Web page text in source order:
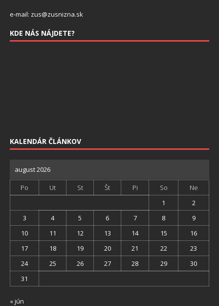
e-mail: zus@zusnizna.sk
KDE NÁS NÁJDETE?
KALENDÁR ČLÁNKOV
august 2026
Po Ut St Št Pi So
Ne
1
2
3
4 5 6 7 8
9
10
11 12 13 14 15
16
17
18 19 20 21 22
23
24
25 26 27 28 29
30
31
« jún